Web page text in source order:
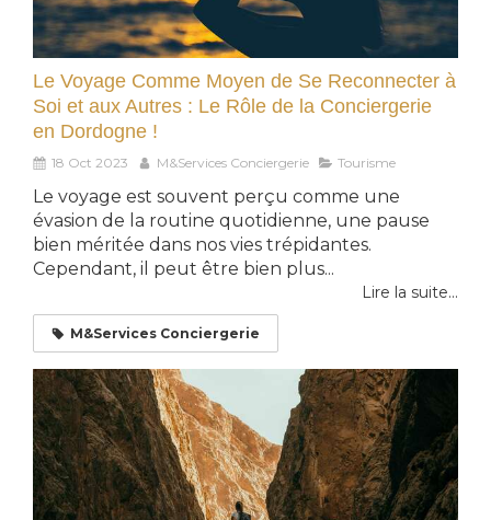
Le Voyage Comme Moyen de Se Reconnecter à
Soi et aux Autres : Le Rôle de la Conciergerie
en Dordogne !
18 Oct 2023 M&Services Conciergerie Tourisme
Le voyage est souvent perçu comme une
évasion de la routine quotidienne, une pause
bien méritée dans nos vies trépidantes.
Cependant, il peut être bien plus...
Lire la suite...
M&Services Conciergerie